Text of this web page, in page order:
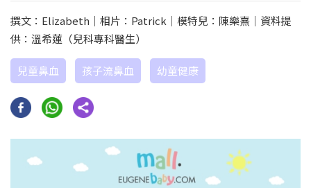
撰文：Elizabeth｜相片：Patrick｜模特兒：陳樂熹｜資料提
供：溫希蓮（兒科專科醫生）
兒童鼻血 孩子流鼻血 幼童健康